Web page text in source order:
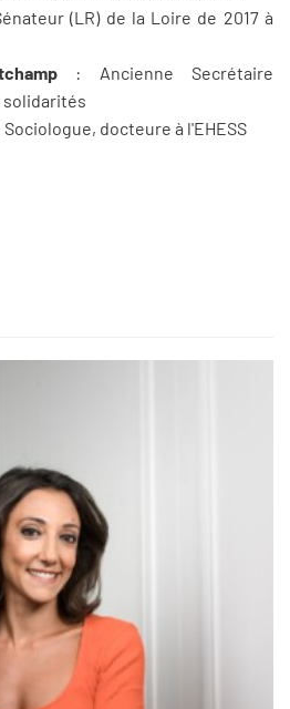
(LR) de la Loire de 2017 à
: Ancienne Secrétaire
solidarités
Sociologue, docteure à l'EHESS